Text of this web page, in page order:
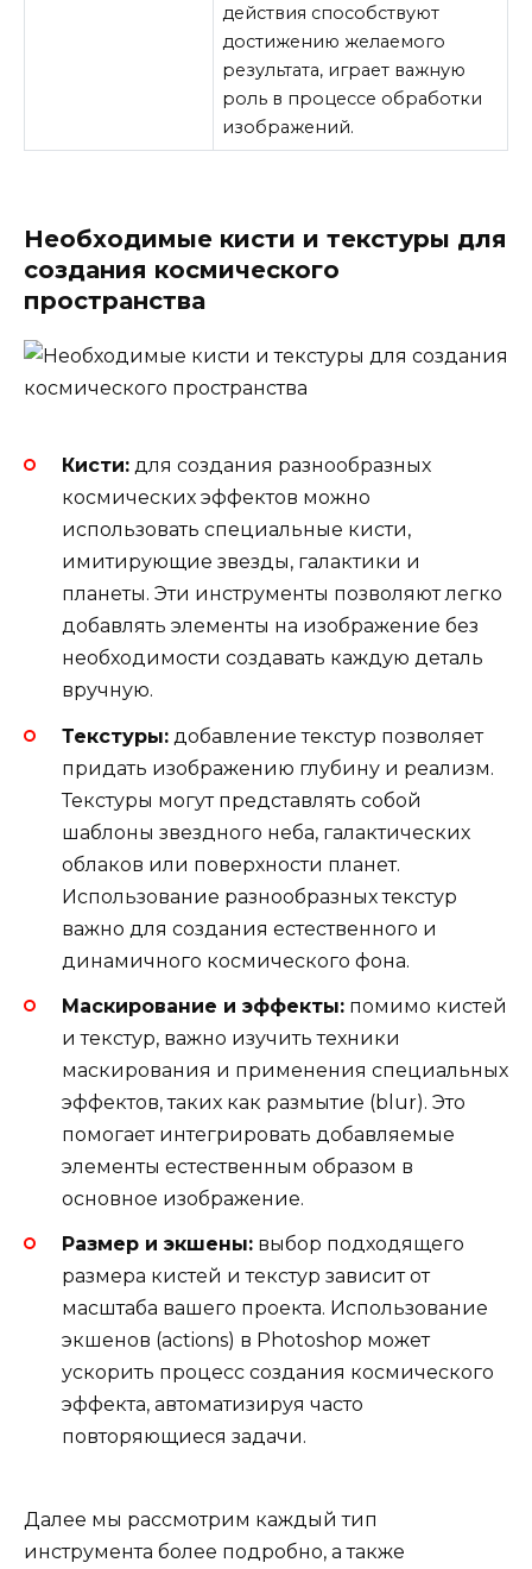
действия способствуют
достижению желаемого
результата, играет важную
роль в процессе обработки
изображений.
Необходимые кисти и текстуры для
создания космического
пространства
Кисти: для создания разнообразных
космических эффектов можно
использовать специальные кисти,
имитирующие звезды, галактики и
планеты. Эти инструменты позволяют легко
добавлять элементы на изображение без
необходимости создавать каждую деталь
вручную.
Текстуры: добавление текстур позволяет
придать изображению глубину и реализм.
Текстуры могут представлять собой
шаблоны звездного неба, галактических
облаков или поверхности планет.
Использование разнообразных текстур
важно для создания естественного и
динамичного космического фона.
Маскирование и эффекты: помимо кистей
и текстур, важно изучить техники
маскирования и применения специальных
эффектов, таких как размытие (blur). Это
помогает интегрировать добавляемые
элементы естественным образом в
основное изображение.
Размер и экшены: выбор подходящего
размера кистей и текстур зависит от
масштаба вашего проекта. Использование
экшенов (actions) в Photoshop может
ускорить процесс создания космического
эффекта, автоматизируя часто
повторяющиеся задачи.
Далее мы рассмотрим каждый тип
инструмента более подробно, а также